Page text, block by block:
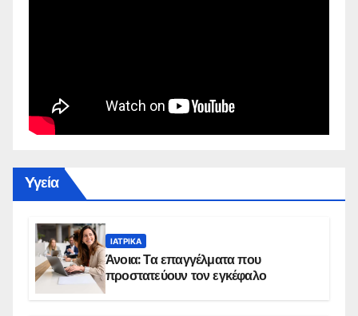
Yγεία
ΙΑΤΡΙΚΆ
Άνοια: Τα επαγγέλματα που
προστατεύουν τον εγκέφαλο